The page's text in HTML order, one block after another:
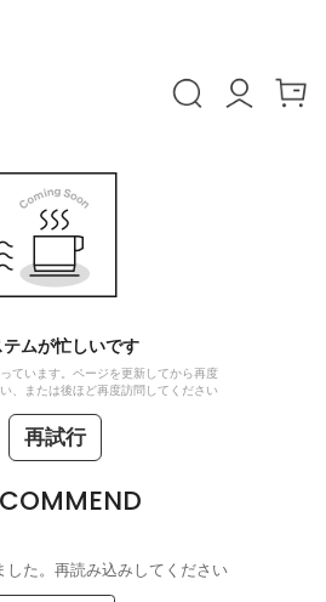
テムが忙しいです
ています。ページを更新してから再度
、または後ほど再度訪問してください
再試行
した。再読み込みしてください